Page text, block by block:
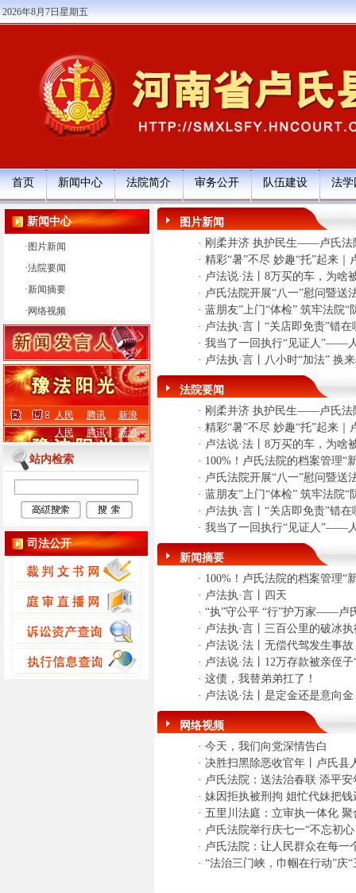
2026年8月7日星期五
首页 新闻中心 法院简介 审务公开 队伍建设 法学
新闻中心
· 图片新闻
·法院要闻
·新闻摘要
· 网络视频
人民 腾讯
新浪
人民
腾讯 新浪
站内检索
司法公开
图片新闻
· 刚柔并济 执护民生——卢氏法
· 精彩“暑”不尽 妙趣“托”起来
· 卢法说·法丨8万买的车，为啥
· 卢氏法院开展“八一”慰问暨送
· 蓝朋友”上门“体检” 筑牢法院“
· 卢法执·言丨“关店即免责”错
· 我当了一回执行“见证人”——
· 卢法执·言丨八小时“加法” 换
法院要闻
· 刚柔并济 执护民生——卢氏法
· 精彩“暑”不尽 妙趣“托”起来
· 卢法说·法丨8万买的车，为啥
· 100%！卢氏法院的档案管理“
· 卢氏法院开展“八一”慰问暨送
· 蓝朋友”上门“体检” 筑牢法院“
· 卢法执·言丨“关店即免责”错
· 我当了一回执行“见证人”——
新闻摘要
· 100%！卢氏法院的档案管理“
· 卢法执·言丨四天
· “执”守公平 “行”护万家——卢
· 卢法执·言丨三百公里的破冰执
· 卢法说·法丨无偿代驾发生事
· 卢法说·法丨12万存款被亲侄子
· 这债，我替弟弟扛了！
· 卢法说·法丨是定金还是意向
网络视频
· 今天，我们向党深情告白
· 决胜扫黑除恶收官年丨卢氏县
· 卢氏法院：送法治春联 添平安
· 妹因拒执被刑拘 姐忙代妹把钱
· 五里川法庭：立审执一体化 聚
· 卢氏法院举行庆七一“不忘初
· 卢氏法院：让人民群众在每一
· “法治三门峡，巾帼在行动”庆